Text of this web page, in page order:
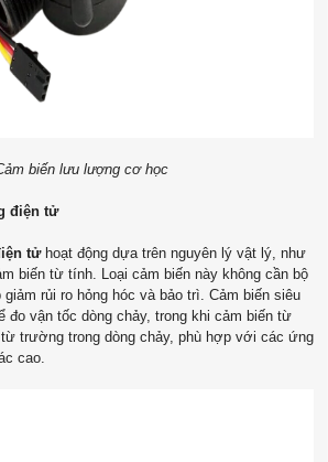
biến lưu lượng cơ học
điện tử
tửhoạt động dựa trên nguyên lý vật lý, như
biến từ tính. Loại cảm biến này không cần bộ
giảm rủi ro hỏng hóc và bảo trì. Cảm biến siêu
đo vận tốc dòng chảy, trong khi cảm biến từ
trường trong dòng chảy, phù hợp với các ứng
cao.